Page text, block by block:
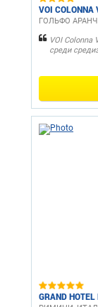
VOI COLONNA
ГОЛЬФО
VOI Colonna
среди
GRAND